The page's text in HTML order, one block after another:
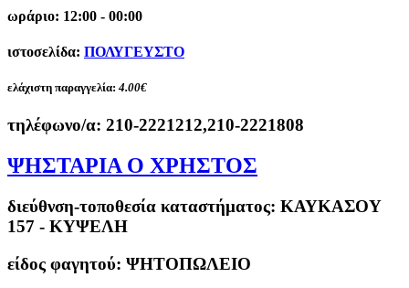
ωράριο: 12:00 - 00:00
ιστοσελίδα: ΠΟΛΥΓΕΥΣΤΟ
ελάχιστη παραγγελία: 4.00€
τηλέφωνο/α: 210-2221212,210-2221808
ΨΗΣΤΑΡΙΑ Ο ΧΡΗΣΤΟΣ
διεύθνση-τοποθεσία καταστήματος: ΚΑΥΚΑΣΟΥ
157 - ΚΥΨΕΛΗ
είδος φαγητού: ΨΗΤΟΠΩΛΕΙΟ